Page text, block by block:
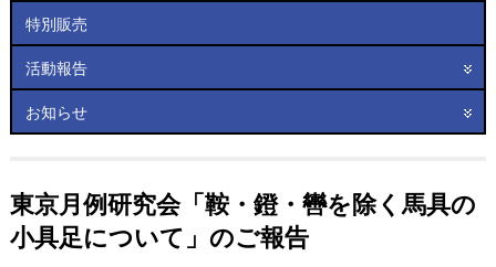
特別販売
活動報告
お知らせ
東京月例研究会「鞍・鐙・轡を除く馬具の
小具足について」のご報告